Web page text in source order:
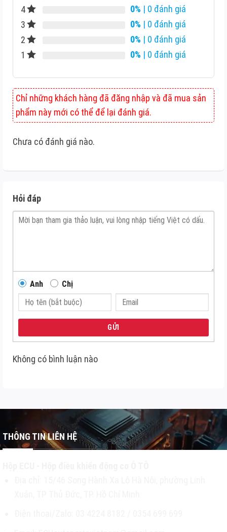
4
0% | 0 đánh giá
3
0% | 0 đánh giá
2
0% | 0 đánh giá
1
0% | 0 đánh giá
Chỉ những khách hàng đã đăng nhập và đã mua sản
phẩm này mới có thể để lại đánh giá.
Chưa có đánh giá nào.
Hỏi đáp
Anh Chị
GỬI
Không có bình luận nào
THÔNG TIN LIÊN HỆ